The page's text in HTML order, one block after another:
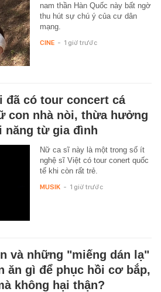
nam thần Hàn Quốc này bất ngờ
thu hút sự chú ý của cư dân
mạng.
CINE - 1 giờ trước
đã có tour concert cá
con nhà nòi, thừa hưởng
năng từ gia đình
Nữ ca sĩ này là một trong số ít
nghệ sĩ Việt có tour conert quốc
tế khi còn rất trẻ.
MUSIK - 1 giờ trước
và những "miếng dán lạ"
ăn gì để phục hồi cơ bắp,
không hại thận?